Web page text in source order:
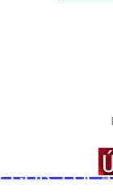
LOCAL